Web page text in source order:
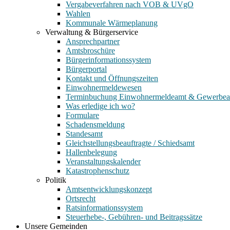
Vergabeverfahren nach VOB & UVgO
Wahlen
Kommunale Wärmeplanung
Verwaltung & Bürgerservice
Ansprechpartner
Amtsbroschüre
Bürgerinformationssystem
Bürgerportal
Kontakt und Öffnungszeiten
Einwohnermeldewesen
Terminbuchung Einwohnermeldeamt &
Was erledige ich wo?
Formulare
Schadensmeldung
Standesamt
Gleichstellungsbeauftragte / Schiedsamt
Hallenbelegung
Veranstaltungskalender
Katastrophenschutz
Politik
Amtsentwicklungskonzept
Ortsrecht
Ratsinformationssystem
Steuerhebe-, Gebühren- und Beitragssätze
Unsere Gemeinden